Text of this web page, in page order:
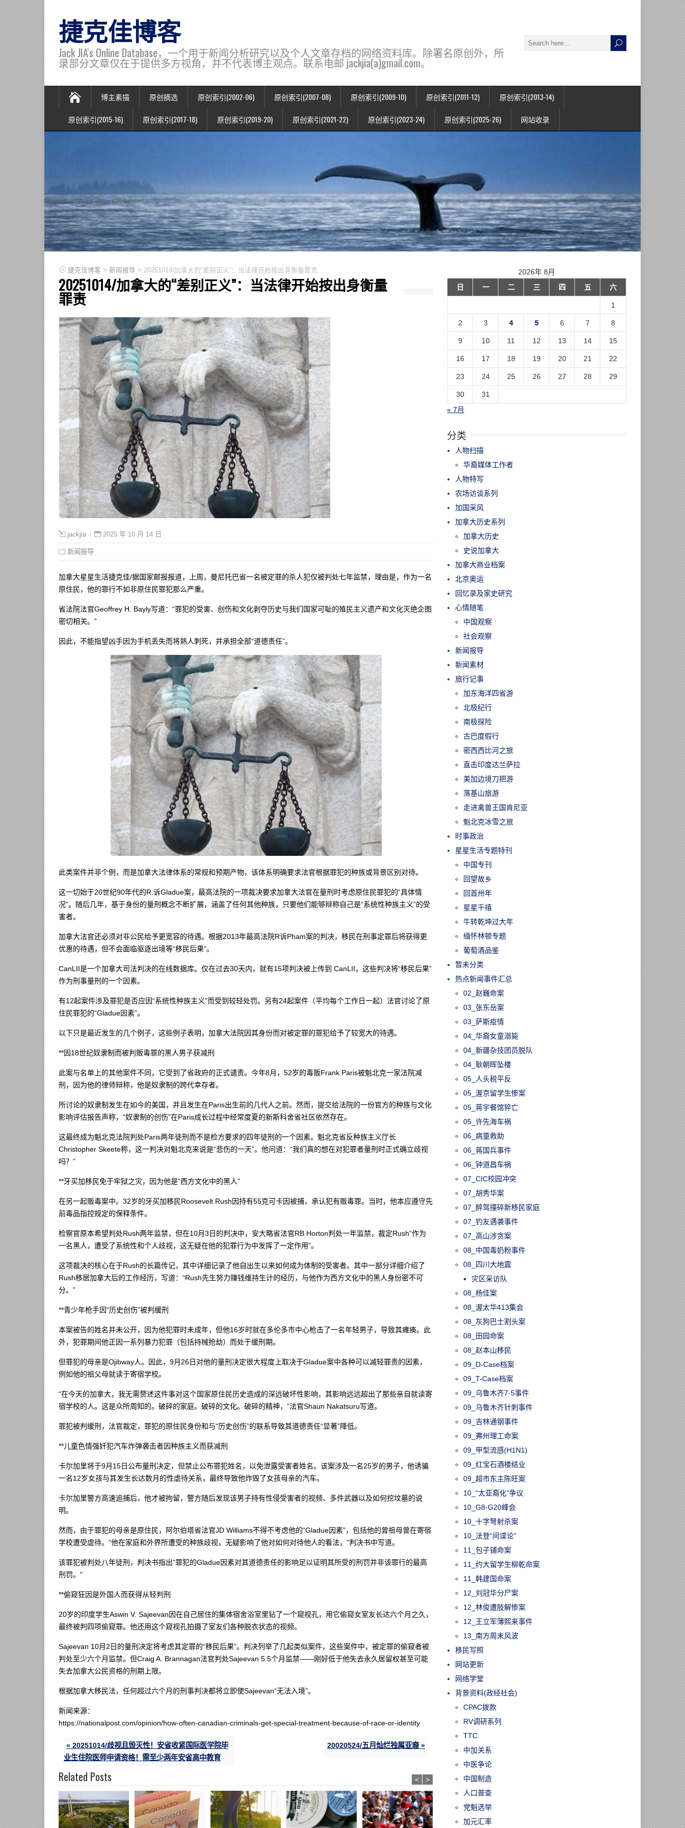
捷克佳博客
Jack JIA's Online Database，一个用于新闻分析研究以及个人文章存档的网络资料库。除署名原创外，所
录部分文章仅在于提供多方视角，并不代表博主观点。联系电邮 jackjia(a)gmail.com。
博主素描 原创摘选 原创索引(2002-06) 原创索引(2007-08) 原创索引(2009-10) 原创索引(2011-12) 原创索引(2013-14)
原创索引(2015-16) 原创索引(2017-18) 原创索引(2019-20) 原创索引(2021-22) 原创索引(2023-24) 原创索引(2025-26) 网站收录
捷克佳博客 > 新闻报导 > 20251014/加拿大的“差别正义”：当法律开始按出身衡量罪责
20251014/加拿大的“差别正义”：当法律开始按出身衡量
罪责
jackjia 2025 年 10 月 14 日
新闻报导
加拿大星星生活捷克佳/据国家邮报报道，上周，曼尼托巴省一名被定罪的杀人犯仅被判处七年监禁，理由是，作为一名
原住民，他的罪行不如非原住民罪犯那么严重。
省法院法官Geoffrey H. Bayly写道：“罪犯的受害、创伤和文化剥夺历史与我们国家可耻的殖民主义遗产和文化灭绝企图
密切相关。”
因此，不能指望凶手因为手机丢失而将熟人刺死，并承担全部“道德责任”。
此类案件并非个例，而是加拿大法律体系的常规和预期产物，该体系明确要求法官根据罪犯的种族或背景区别对待。
这一切始于20世纪90年代的R.诉Gladue案，最高法院的一项裁决要求加拿大法官在量刑时考虑原住民罪犯的“具体情
况”。随后几年，基于身份的量刑概念不断扩展，涵盖了任何其他种族，只要他们能够辩称自己是“系统性种族主义”的受
害者。
加拿大法官还必须对非公民给予更宽容的待遇。根据2013年最高法院R诉Pham案的判决，移民在刑事定罪后将获得更
优惠的待遇，但不会面临驱逐出境等“移民后果”。
CanLII是一个加拿大司法判决的在线数据库。仅在过去30天内，就有15项判决被上传到 CanLII，这些判决将“移民后果”
作为刑事量刑的一个因素。
有12起案件涉及罪犯是否应因“系统性种族主义”而受到较轻处罚。另有24起案件（平均每个工作日一起）法官讨论了原
住民罪犯的“Gladue因素”。
以下只是最近发生的几个例子，这些例子表明，加拿大法院因其身份而对被定罪的罪犯给予了较宽大的待遇。
**因18世纪奴隶制而被判贩毒罪的黑人男子获减刑
此案与名单上的其他案件不同，它受到了省政府的正式谴责。今年8月，52岁的毒贩Frank Paris被魁北克一家法院减
刑，因为他的律师辩称，他是奴隶制的跨代幸存者。
所讨论的奴隶制发生在如今的美国，并且发生在Paris出生前的几代人之前。然而，提交给法院的一份官方的种族与文化
影响评估报告声称，“奴隶制的创伤”在Paris成长过程中经常度夏的新斯科舍省社区依然存在。
这最终成为魁北克法院判处Paris两年徒刑而不是检方要求的四年徒刑的一个因素。魁北克省反种族主义厅长
Christopher Skeete称，这一判决对魁北克来说是“悲伤的一天”。他问道：“我们真的想在对犯罪者量刑时正式确立歧视
吗？”
**牙买加移民免于牢狱之灾，因为他是“西方文化中的黑人”
在另一起贩毒案中。32岁的牙买加移民Roosevelt Rush因持有55克可卡因被捕，承认犯有贩毒罪。当时，他本应遵守先
前毒品指控规定的保释条件。
检察官原本希望判处Rush两年监禁，但在10月3日的判决中，安大略省法官RB Horton判处一年监禁，裁定Rush“作为
一名黑人，遭受了系统性和个人歧视，这无疑在他的犯罪行为中发挥了一定作用”。
这项裁决的核心在于Rush的长篇传记，其中详细记录了他自出生以来如何成为体制的受害者。其中一部分详细介绍了
Rush移居加拿大后的工作经历，写道：“Rush先生努力赚钱维持生计的经历，与他作为西方文化中的黑人身份密不可
分。”
**青少年枪手因“历史创伤”被判缓刑
本案被告的姓名并未公开，因为他犯罪时未成年，但他16岁时就在多伦多市中心枪击了一名年轻男子，导致其瘫痪。此
外，犯罪期间他正因一系列暴力犯罪（包括持械抢劫）而处于缓刑期。
但罪犯的母亲是Ojibway人。因此，9月26日对他的量刑决定很大程度上取决于Gladue案中各种可以减轻罪责的因素，
例如他的祖父母就读于寄宿学校。
“在今天的加拿大，我无需赘述这件事对这个国家原住民历史造成的深远破坏性影响，其影响远远超出了那些亲自就读寄
宿学校的人。这是众所周知的。破碎的家庭。破碎的文化。破碎的精神，”法官Shaun Nakatsuru写道。
罪犯被判缓刑，法官裁定，罪犯的原住民身份和与“历史创伤”的联系导致其道德责任“显著”降低。
**儿童色情强奸犯汽车炸弹袭击者因种族主义而获减刑
卡尔加里将于9月15日公布量刑决定，但禁止公布罪犯姓名，以免泄露受害者姓名。该案涉及一名25岁的男子，他诱骗
一名12岁女孩与其发生长达数月的性虐待关系，最终导致他炸毁了女孩母亲的汽车。
卡尔加里警方高速追捕后，他才被拘留，警方随后发现该男子持有性侵受害者的视频、多件武器以及如何挖坟墓的说
明。
然而，由于罪犯的母亲是原住民，阿尔伯塔省法官JD Williams不得不考虑他的“Gladue因素”，包括他的曾祖母曾在寄宿
学校遭受虐待。“他在家庭和外界所遭受的种族歧视，无疑影响了他对如何对待他人的看法，”判决书中写道。
该罪犯被判处八年徒刑，判决书指出“罪犯的Gladue因素对其道德责任的影响足以证明其所受的刑罚并非该罪行的最高
刑罚。”
**偷窥狂因是外国人而获得从轻判刑
20岁的印度学生Aswin V. Sajeevan因在自己居住的集体宿舍浴室里钻了一个窥视孔，用它偷窥女室友长达六个月之久，
最终被判四项偷窥罪。他还用这个窥视孔拍摄了室友们各种脱衣状态的视频。
Sajeevan 10月2日的量刑决定将考虑其定罪的“移民后果”。判决列举了几起类似案件，这些案件中，被定罪的偷窥者被
判处至少六个月监禁。但Craig A. Brannagan法官判处Sajeevan 5.5个月监禁——刚好低于他失去永久居留权甚至可能
失去加拿大公民资格的刑期上限。
根据加拿大移民法，任何超过六个月的刑事判决都将立即使Sajeevan“无法入境”。
新闻来源：
https://nationalpost.com/opinion/how-often-canadian-criminals-get-special-treatment-because-of-race-or-identity
« 20251014/歧视且毁灭性！安省收紧国际医学院毕
业生住院医师申请资格！需至少两年安省高中教育
20020524/五月灿烂独属亚裔 »
Related Posts < >
2026年 8月
日
一 二 三 四 五 六
1
2 3 4 5 6 7 8
9 10 11 12 13 14 15
16 17 18 19 20 21 22
23 24 25 26 27 28 29
30
31
« 7月
分类
人物扫描
华裔媒体工作者
人物特写
农场访谈系列
加国采风
加拿大历史系列
加拿大历史
史说加拿大
加拿大商业档案
北京奥运
回忆录及家史研究
心情随笔
中国观察
社会观察
新闻报导
新闻素材
旅行记事
加东海洋四省游
北极纪行
南极探险
古巴度假行
密西西比河之旅
直击印度达兰萨拉
美加边境刀把游
落基山旅游
走进禽兽王国肯尼亚
魁北克冰雪之旅
时事政治
星星生活专题特刊
中国专刊
回望故乡
回首卅年
星星千禧
牛转乾坤过大年
缅怀林顿专题
葡萄酒品鉴
暂未分类
热点新闻事件汇总
02_赵巍命案
03_张东岳案
03_萨斯疫情
04_华裔女童溺毙
04_新疆杂技团员脱队
04_耿朝晖坠楼
05_人头税平反
05_渥京留学生惨案
05_蒋宇餐馆猝亡
05_许先海车祸
06_病童救助
06_蒋国兵事件
06_钟道昌车祸
07_CIC校园冲突
07_胡秀华案
07_醉驾撞碎新移民家庭
07_钓友遇袭事件
07_高山涉贪案
08_中国毒奶粉事件
08_四川大地震
灾区采访队
08_杨佳案
08_渥太华413集会
08_灰狗巴士割头案
08_田园命案
08_赵本山移民
09_D-Case档案
09_T-Case档案
09_乌鲁木齐7·5事件
09_乌鲁木齐针刺事件
09_吉林通钢事件
09_弗州理工命案
09_甲型流感(H1N1)
09_红宝石酒楼结业
09_超市东主陈旺案
10_“太亚裔化”争议
10_G8-G20峰会
10_十字弩射杀案
10_法登“间谍论”
11_包子铺命案
11_约大留学生柳乾命案
11_韩建国命案
12_刘冠华分尸案
12_林俊遭肢解惨案
12_王立军薄熙来事件
13_南方周末风波
移民写照
网站更新
网络学堂
背景资料(政经社会)
CPAC拨款
RV调研系列
TTC
中加关系
中医争论
中国制造
人口普查
党魁选举
加元汇率